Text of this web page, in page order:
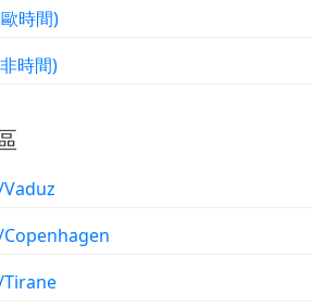
(中歐時間)
(西非時間)